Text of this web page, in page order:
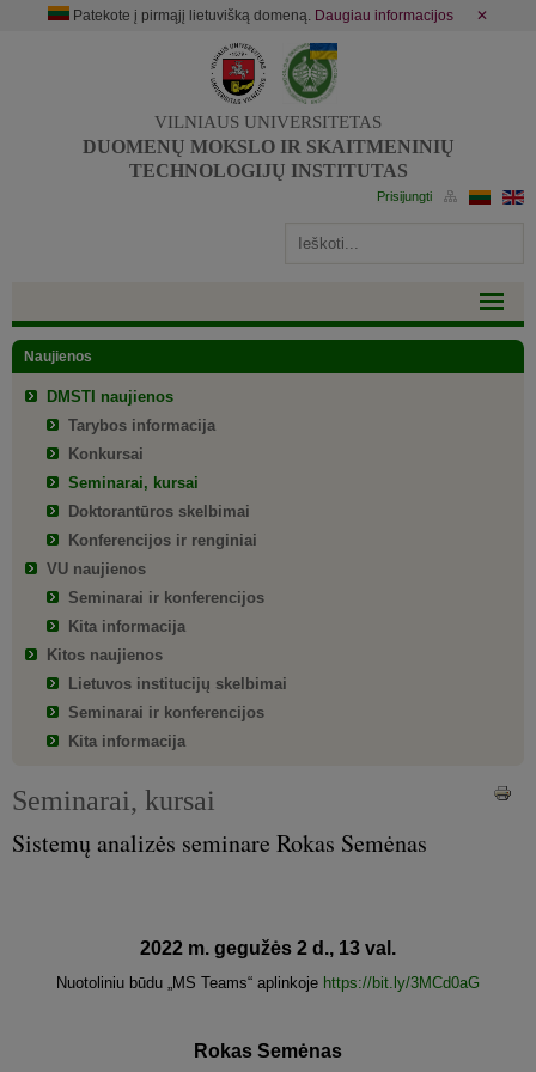
Patekote į pirmąjį lietuvišką domeną. Daugiau informacijos ✕
VILNIAUS UNIVERSITETAS
DUOMENŲ MOKSLO IR SKAITMENINIŲ
TECHNOLOGIJŲ INSTITUTAS
Naujienos
DMSTI naujienos
Tarybos informacija
Konkursai
Seminarai, kursai
Doktorantūros skelbimai
Konferencijos ir renginiai
VU naujienos
Seminarai ir konferencijos
Kita informacija
Kitos naujienos
Lietuvos institucijų skelbimai
Seminarai ir konferencijos
Kita informacija
Seminarai, kursai
Sistemų analizės seminare Rokas Semėnas
2022 m. gegužės 2 d., 13 val.
Nuotoliniu būdu „MS Teams“ aplinkoje https://bit.ly/3MCd0aG
Rokas Semėnas